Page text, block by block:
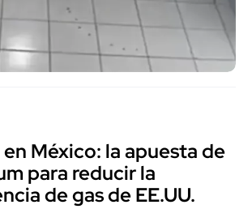
México: la apuesta de
para reducir la
de gas de EE.UU.